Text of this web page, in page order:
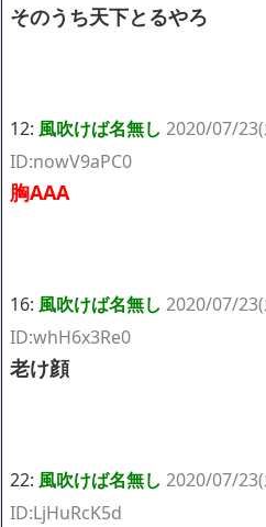
そのうち天下とるやろ
12: 風吹けば名無し 2020/07/
ID:nowV9aPC0
胸AAA
16: 風吹けば名無し 2020/07/
ID:whH6x3Re0
老け顔
22: 風吹けば名無し 2020/07/
ID:LjHuRcK5d